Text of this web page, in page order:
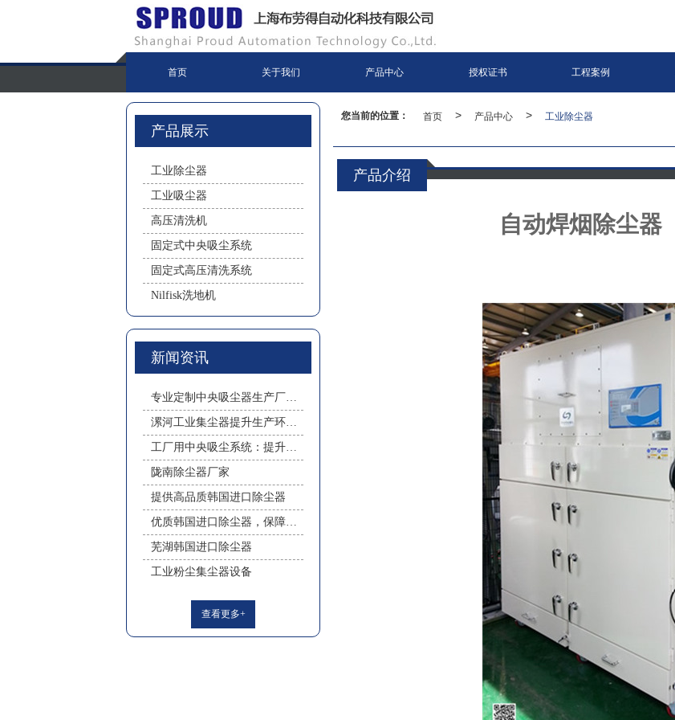
首页 关于我们 产品中心 授权证书 工程案例
您当前的位置： 首页 > 产品中心 > 工业除尘器
产品介绍
自动焊烟除尘器
产品展示
工业除尘器
工业吸尘器
高压清洗机
固定式中央吸尘系统
固定式高压清洗系统
Nilfisk洗地机
新闻资讯
专业定制中央吸尘器生产厂家质量保障
漯河工业集尘器提升生产环境清洁
工厂用中央吸尘系统：提升生产环境清洁标准
陇南除尘器厂家
提供高品质韩国进口除尘器
优质韩国进口除尘器，保障清洁生产环境
芜湖韩国进口除尘器
工业粉尘集尘器设备
查看更多+